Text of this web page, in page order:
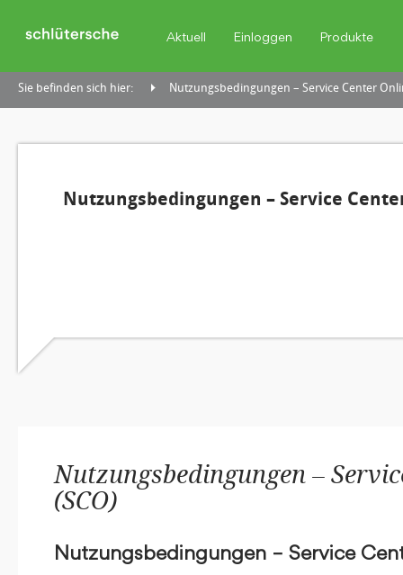
Aktuell Einloggen Produkte
Sie befinden sich hier: Nutzungsbedingungen – Service Center
Nutzungsbedingungen – Service
Nutzungsbedingungen –
(SCO)
Nutzungsbedingungen – Service